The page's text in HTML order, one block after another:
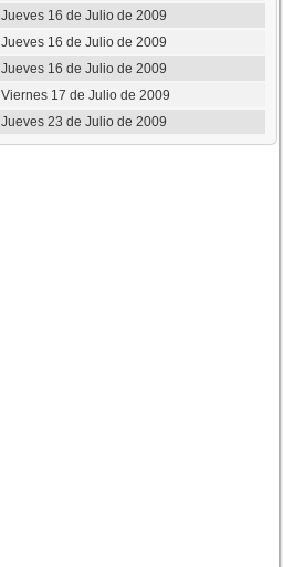
Jueves 16 de Julio de 2009
Jueves 16 de Julio de 2009
Jueves 16 de Julio de 2009
Viernes 17 de Julio de 2009
Jueves 23 de Julio de 2009